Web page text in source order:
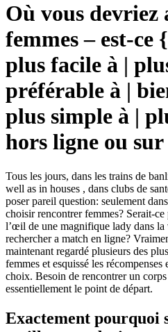
Où vous devriez
femmes – est-ce
plus facile à |
préférable à |
plus simple à |
hors ligne ou sur
Tous les jours, dans les trains de
well as in houses , dans clubs de
poser pareil question: seulement
choisir rencontrer femmes? Serait-ce
l’œil de une magnifique lady dans
rechercher a match en ligne?
maintenant regardé plusieurs des
femmes et esquissé les
choix. Besoin de rencontrer un
essentiellement le point de départ.
Exactement pourquoi